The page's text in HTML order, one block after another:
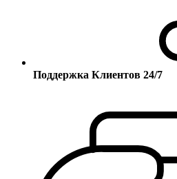
Поддержка Клиентов 24/7